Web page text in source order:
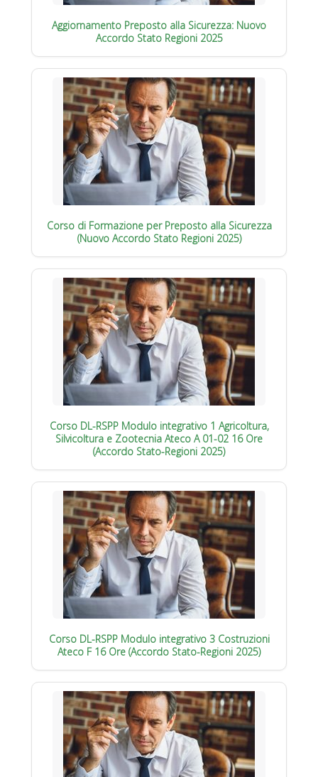
Aggiornamento Preposto alla Sicurezza: Nuovo
Accordo Stato Regioni 2025
Corso di Formazione per Preposto alla Sicurezza
(Nuovo Accordo Stato Regioni 2025)
Corso DL-RSPP Modulo integrativo 1 Agricoltura,
Silvicoltura e Zootecnia Ateco A 01-02 16 Ore
(Accordo Stato-Regioni 2025)
Corso DL-RSPP Modulo integrativo 3 Costruzioni
Ateco F 16 Ore (Accordo Stato-Regioni 2025)